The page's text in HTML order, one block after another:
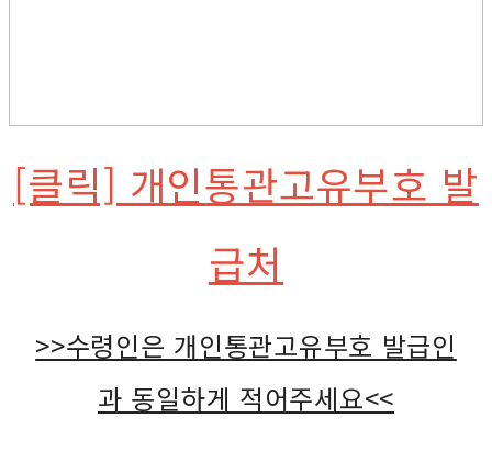
[클릭] 개인통관고유부호 발
급처
>>수령인은 개인통관고유부호 발급인
과 동일하게 적어주세요<<